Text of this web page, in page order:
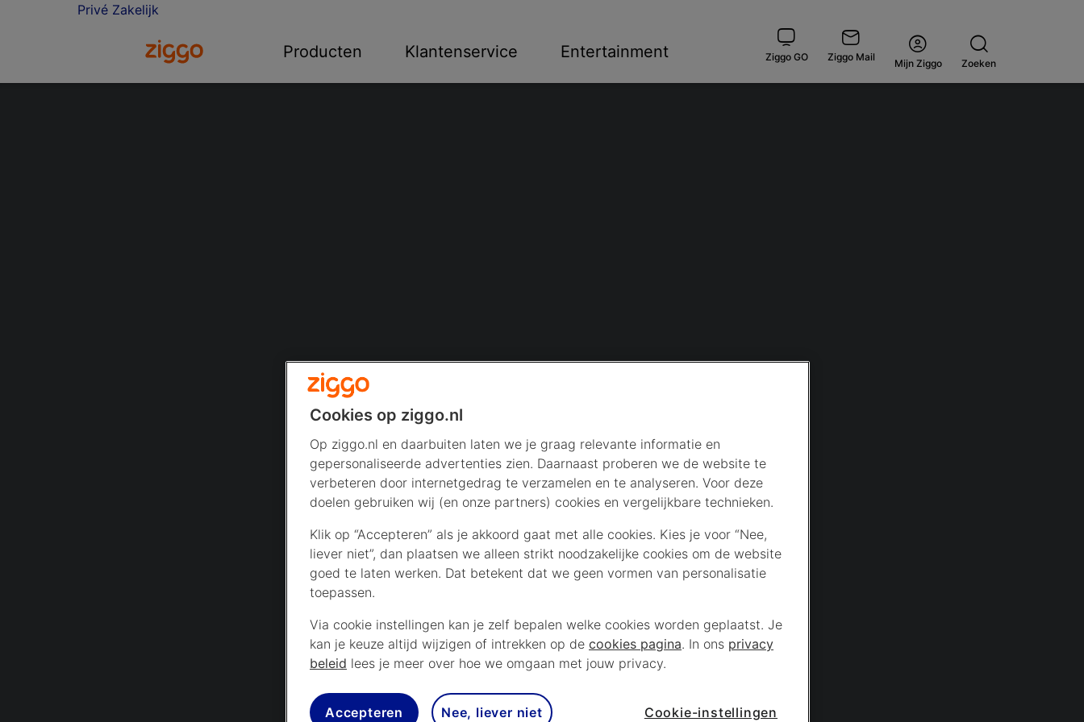
Privé Zakelijk
Ga naar de Ziggo homepageProducten Klantenservice Entertainment Ziggo GO Ziggo Mail Open
Mijn Ziggo
Zoeken
Cookies op ziggo.nl
Op ziggo.nl en daarbuiten laten we je graag relevante informatie en
gepersonaliseerde advertenties zien. Daarnaast proberen we de website te
verbeteren door internetgedrag te verzamelen en te analyseren. Voor deze
doelen gebruiken wij (en onze partners) cookies en vergelijkbare technieken.
Klik op “Accepteren” als je akkoord gaat met alle cookies. Kies je voor “Nee,
liever niet”, dan plaatsen we alleen strikt noodzakelijke cookies om de website
goed te laten werken. Dat betekent dat we geen vormen van personalisatie
toepassen.
Via cookie instellingen kan je zelf bepalen welke cookies worden geplaatst. Je
kan je keuze altijd wijzigen of intrekken op de cookies pagina. In ons privacy
beleid lees je meer over hoe we omgaan met jouw privacy.
Accepteren Nee, liever niet Cookie-instellingen